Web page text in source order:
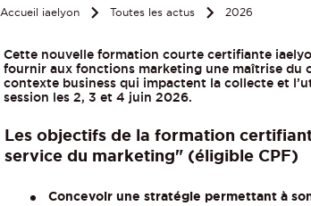
Accueil iaelyon Toutes les actus 2026
Cette nouvelle formation courte certifiante
fournir aux fonctions marketing une maîtrise du
contexte business qui impactent la collecte et
session les 2, 3 et 4 juin 2026.
Les objectifs de la formation
service du marketing" (éligible CPF)
Concevoir une stratégie permettant à